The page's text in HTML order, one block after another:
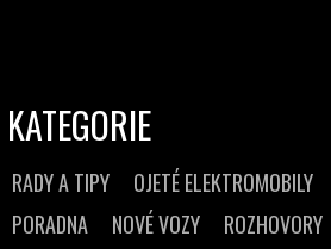
KATEGORIE
RADY A TIPY OJETÉ ELEKTROMOBILY
PORADNA
NOVÉ VOZY ROZHOVORY